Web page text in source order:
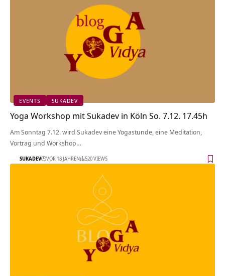
EVENTS SUKADEV
Yoga Workshop mit Sukadev in Köln So. 7.12. 17.45h
Am Sonntag 7.12. wird Sukadev eine Yogastunde, eine Meditation,
Vortrag und Workshop…
SUKADEV VOR 18 JAHREN 520 VIEWS